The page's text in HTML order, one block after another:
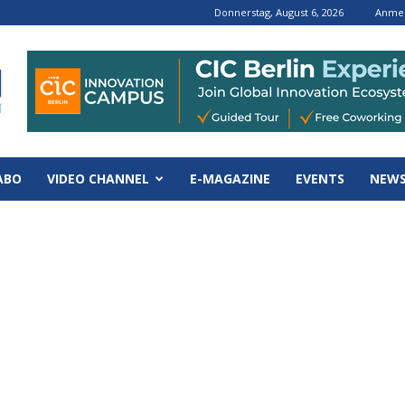
Donnerstag, August 6, 2026
VIDEO CHANNEL E-MAGAZINE EVENTS